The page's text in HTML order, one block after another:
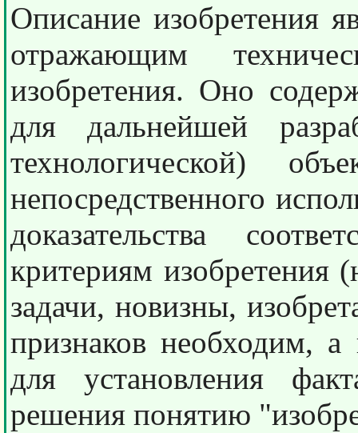
Описание изобретения
отражающим
изобретения. Оно
для дальнейшей
технологической)
непосредственного
доказательства
критериям изобретения
задачи, новизны,
признаков необходим, а
для установления
решения понятию